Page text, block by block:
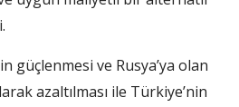
güçlenmesi ve Rusya’ya olan
azaltılması ile Türkiye’nin